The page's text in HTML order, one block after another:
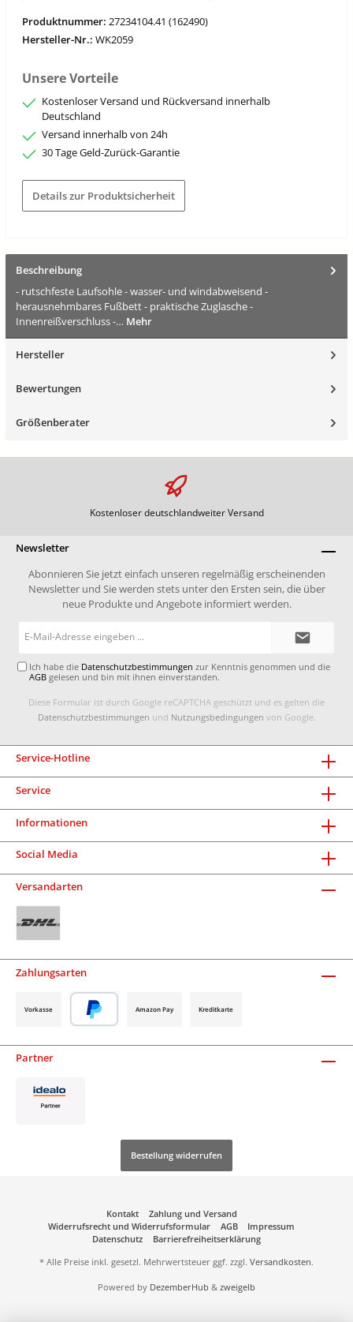
Produktnummer: 27234104.41 (162490)
Hersteller-Nr.: WK2059
Unsere Vorteile
Kostenloser Versand und Rückversand innerhalb
Deutschland
Versand innerhalb von 24h
30 Tage Geld-Zurück-Garantie
Details zur Produktsicherheit
Beschreibung
- rutschfeste Laufsohle - wasser- und windabweisend -
herausnehmbares Fußbett - praktische Zuglasche -
Innenreißverschluss -… Mehr
Hersteller
Bewertungen
Größenberater
Kostenloser deutschlandweiter Versand
Newsletter
Abonnieren Sie jetzt einfach unseren regelmäßig erscheinenden
Newsletter und Sie werden stets unter den Ersten sein, die über
neue Produkte und Angebote informiert werden.
Ich habe die Datenschutzbestimmungen zur Kenntnis genommen und die
AGB gelesen und bin mit ihnen einverstanden.
Diese Formular ist durch Google reCAPTCHA geschützt und es gelten die
Datenschutzbestimmungen und Nutzungsbedingungen von Google.
Service-Hotline
Service
Informationen
Social Media
Versandarten
Zahlungsarten
Vorkasse Amazon Pay Kreditkarte
Partner
Bestellung widerrufen
Kontakt
Zahlung und Versand
Widerrufsrecht und Widerrufsformular
AGB
Impressum
Datenschutz
Barrierefreiheitserklärung
* Alle Preise inkl. gesetzl. Mehrwertsteuer ggf. zzgl. Versandkosten.
Powered by DezemberHub & zweigelb